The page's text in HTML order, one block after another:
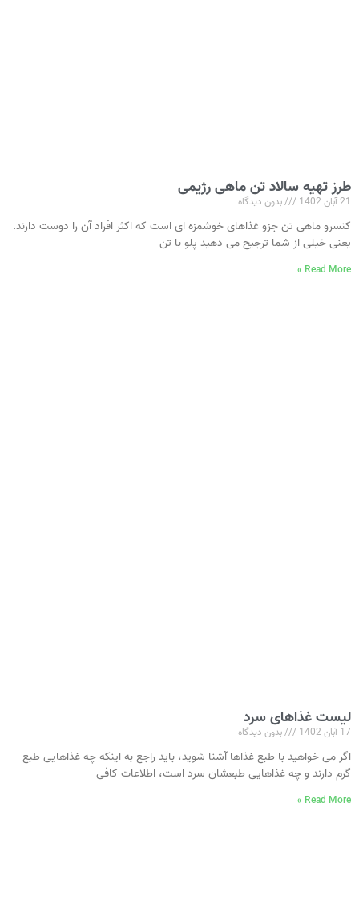
طرز تهیه سالاد تن ماهی رژیمی
21 آبان 1402 بدون دیدگاه
کنسرو ماهی تن جزو غذاهای خوشمزه‌ ای است که اکثر افراد آن را دوست دارند.
یعنی خیلی از شما ترجیح می‌ دهید پلو با تن
Read More »
لیست غذاهای سرد
17 آبان 1402 بدون دیدگاه
اگر می‌ خواهید با طبع غذاها آشنا شوید، باید راجع به اینکه چه غذاهایی طبع
گرم دارند و چه غذاهایی طبعشان سرد است، اطلاعات کافی
Read More »